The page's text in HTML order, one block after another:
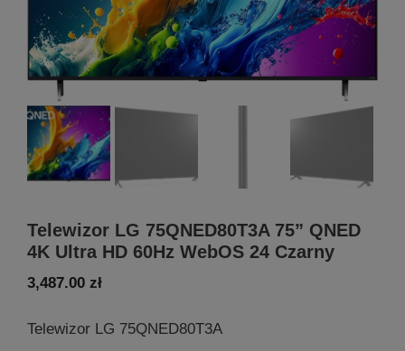
Telewizor LG 75QNED80T3A 75” QNED
4K Ultra HD 60Hz WebOS 24 Czarny
3,487.00 zł
Telewizor LG 75QNED80T3A